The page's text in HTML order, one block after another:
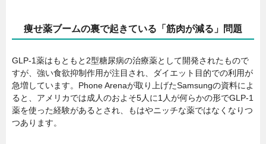
痩せ薬ブームの裏で起きている「筋肉が減る」問題
GLP-1薬はもともと2型糖尿病の治療薬として開発されたもので
すが、強い食欲抑制作用が注目され、ダイエット目的での利用が
急増しています。Phone Arenaが取り上げたSamsungの資料によ
ると、アメリカでは成人のおよそ5人に1人が何らかの形でGLP-1
薬を使った経験があるとされ、もはやニッチな薬ではなくなりつ
つあります。